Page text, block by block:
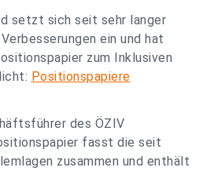
setzt sich seit sehr langer
ein und hat
zum Inklusiven
Positionspapiere
des ÖZIV
fasst die seit
zusammen und enthält